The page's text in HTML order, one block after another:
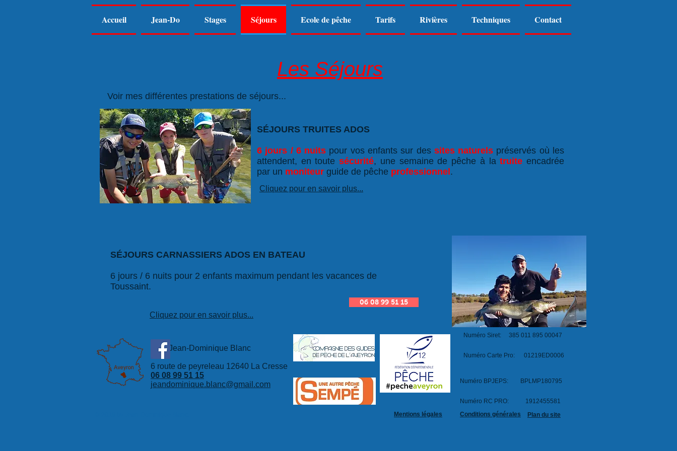
Accueil Jean-Do Stages Séjours Ecole de pêche Tarifs Rivières Techniques Contact
Les Séjours
Voir mes différentes prestations de séjours...
SÉJOURS TRUITES ADOS
6 jours / 6 nuits pour vos enfants sur des sites naturels préservés où les
attendent, en toutesécurité, une semaine de pêche à latruite encadrée
par un moniteur guide de pêche professionnel .
Cliquez pour en savoir plus...
SÉJOURS CARNASSIERS ADOS EN BATEAU
6 jours / 6 nuits pour 2 enfants maximum pendant les vacances de
Toussaint.
Cliquez pour en savoir plus...
06 08 99 51 15
Jean-Dominique Blanc
6 route de peyreleau 12640 La Cresse
06 08 99 51 15
jeandominique.blanc@gmail.com
Numéro Siret: 385 011 895 00047
Numéro Carte Pro: 01219ED0006
Numéro BPJEPS: BPLMP180795
Numéro RC PRO: 1912455581
Mentions légales Conditions générales Plan du site